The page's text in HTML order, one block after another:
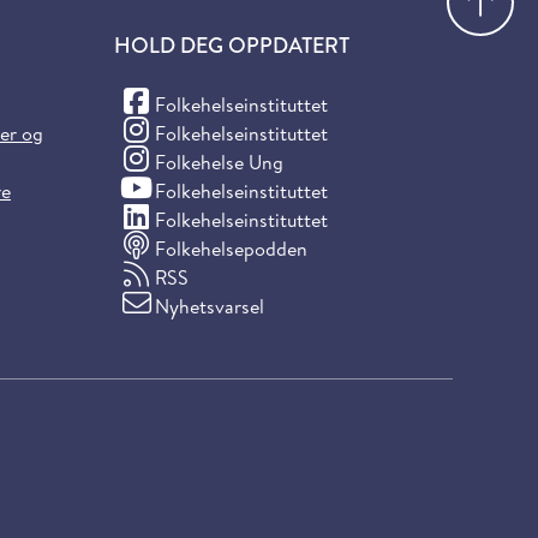
og
HOLD DEG OPPDATERT
Folkehelseinstituttet
(Facebook)
Folkehelseinstituttet
(Instagram)
Folkehelse Ung
(Instagram)
Folkehelseinstituttet
(YouTube)
Folkehelseinstituttet
(LinkedIn)
Folkehelsepodden
RSS
Nyhetsvarsel